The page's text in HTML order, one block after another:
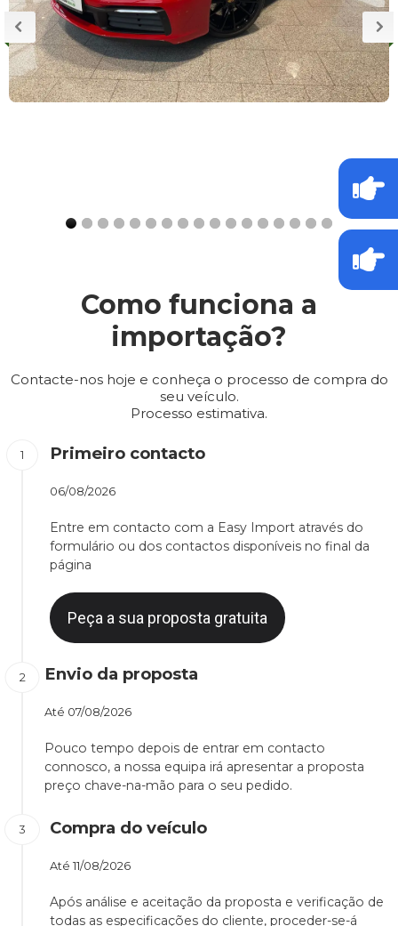
Como funciona a
importação?
Contacte-nos hoje e conheça o processo de compra do
seu veículo.
Processo estimativa.
Primeiro contacto
06/08/2026
Entre em contacto com a Easy Import através do
formulário ou dos contactos disponíveis no final da
página
Peça a sua proposta gratuita
Envio da proposta
Até 07/08/2026
Pouco tempo depois de entrar em contacto
connosco, a nossa equipa irá apresentar a proposta
preço chave-na-mão para o seu pedido.
Compra do veículo
Até 11/08/2026
Após análise e aceitação da proposta e verificação de
todas as especificações do cliente, proceder-se-á